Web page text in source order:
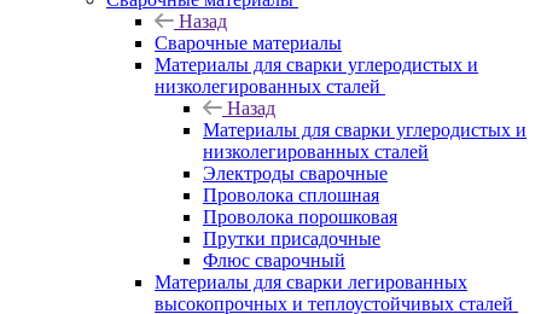
Назад
Сварочные материалы
Материалы для сварки углеродистых и
низколегированных сталей
Назад
Материалы для сварки углеродистых и
низколегированных сталей
Электроды сварочные
Проволока сплошная
Проволока порошковая
Прутки присадочные
Флюс сварочный
Материалы для сварки легированных
высокопрочных и теплоустойчивых сталей